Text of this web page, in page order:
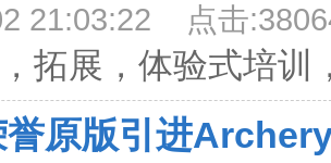
21:03:22 点击
，拓展，体验式培
誉原版引进